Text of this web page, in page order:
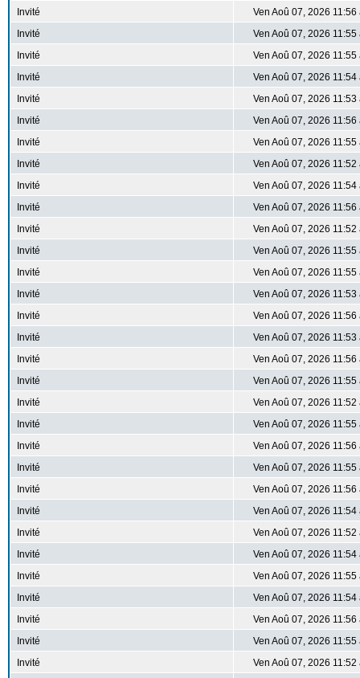
Invité
Ven Aoû 07, 2026 11:56
Invité
Ven Aoû 07, 2026 11:55
Invité
Ven Aoû 07, 2026 11:55
Invité
Ven Aoû 07, 2026 11:54
Invité
Ven Aoû 07, 2026 11:53
Invité
Ven Aoû 07, 2026 11:56
Invité
Ven Aoû 07, 2026 11:55
Invité
Ven Aoû 07, 2026 11:52
Invité
Ven Aoû 07, 2026 11:54
Invité
Ven Aoû 07, 2026 11:56
Invité
Ven Aoû 07, 2026 11:52
Invité
Ven Aoû 07, 2026 11:55
Invité
Ven Aoû 07, 2026 11:55
Invité
Ven Aoû 07, 2026 11:53
Invité
Ven Aoû 07, 2026 11:56
Invité
Ven Aoû 07, 2026 11:53
Invité
Ven Aoû 07, 2026 11:56
Invité
Ven Aoû 07, 2026 11:55
Invité
Ven Aoû 07, 2026 11:52
Invité
Ven Aoû 07, 2026 11:55
Invité
Ven Aoû 07, 2026 11:56
Invité
Ven Aoû 07, 2026 11:55
Invité
Ven Aoû 07, 2026 11:56
Invité
Ven Aoû 07, 2026 11:54
Invité
Ven Aoû 07, 2026 11:52
Invité
Ven Aoû 07, 2026 11:54
Invité
Ven Aoû 07, 2026 11:55
Invité
Ven Aoû 07, 2026 11:54
Invité
Ven Aoû 07, 2026 11:56
Invité
Ven Aoû 07, 2026 11:55
Invité
Ven Aoû 07, 2026 11:52